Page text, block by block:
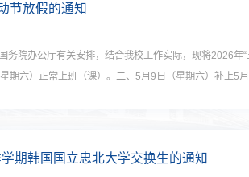
节放假的通知
务院办公厅有关安排，结合我校工作实际，现将2026
期六）正常上班（课）。二、5月9日（星期六）补上5
期韩国国立忠北大学交换生的通知